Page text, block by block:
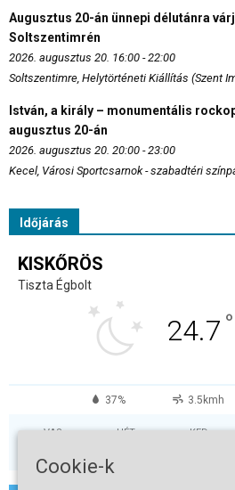
Augusztus 20-án ünnepi délutánra
Soltszentimrén
2026. augusztus 20. 16:00 - 22:00
Soltszentimre, Helytörténeti Kiállítás (Szent
István, a király – monumentális
augusztus 20-án
2026. augusztus 20. 20:00 - 23:00
Kecel, Városi Sportcsarnok - szabadtéri
Időjárás
KISKŐRÖS
Tiszta Égbolt
24.7 °
37% 3.5kmh
VAS HÉT KED
Cookie-k